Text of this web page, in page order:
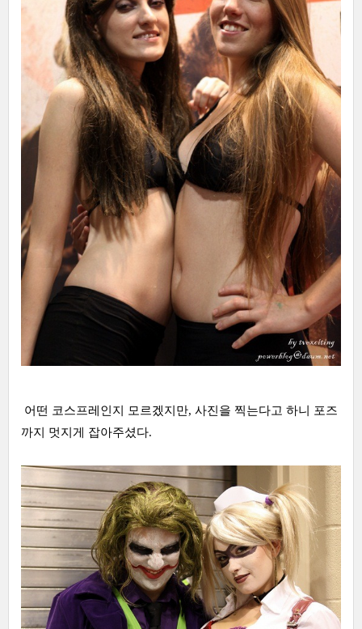
어떤 코스프레인지 모르겠지만, 사진을 찍는다고 하니 포즈
까지 멋지게 잡아주셨다.